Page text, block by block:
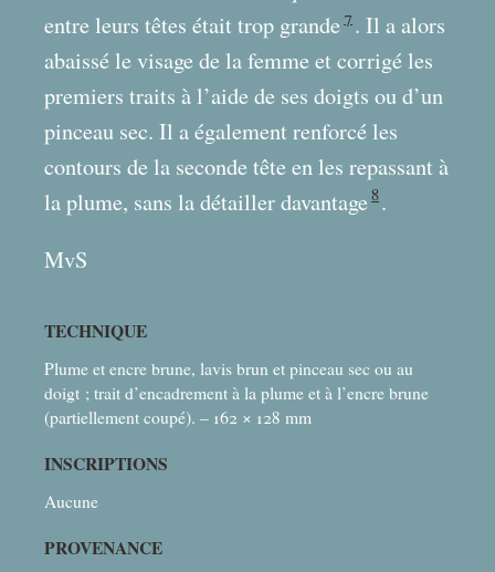
entre leurs têtes était trop grande 7 . Il a alors
abaissé le visage de la femme et corrigé les
premiers traits à l’aide de ses doigts ou d’un
pinceau sec. Il a également renforcé les
contours de la seconde tête en les repassant à
la plume, sans la détailler davantage8.
MvS
TECHNIQUE
Plume et encre brune, lavis brun et pinceau sec ou au
doigt ; trait d’encadrement à la plume et à l’encre brune
(partiellement coupé). – 162 × 128 mm
INSCRIPTIONS
Aucune
PROVENANCE